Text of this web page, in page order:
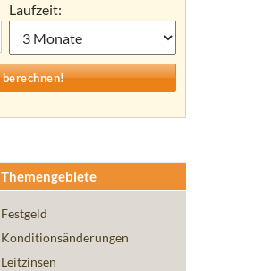
Laufzeit:
Themengebiete
Festgeld
Konditionsänderungen
Leitzinsen